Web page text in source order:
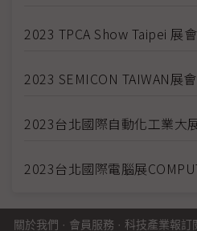
2023 TPCA Show Taipei 展
2023 SEMICON TAIWAN展
2023台北國際自動化工業大
2023台北國際電腦展
關於我們 · 會員服務 · 科技產業報訂